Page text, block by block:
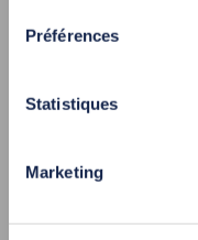
Préférences
Statistiques
Marketing